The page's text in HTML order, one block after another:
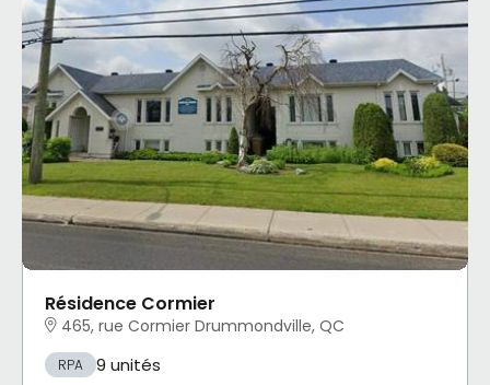
Résidence Cormier
465, rue Cormier Drummondville, QC
RPA 9 unités